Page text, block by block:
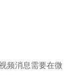
频消息需要在微